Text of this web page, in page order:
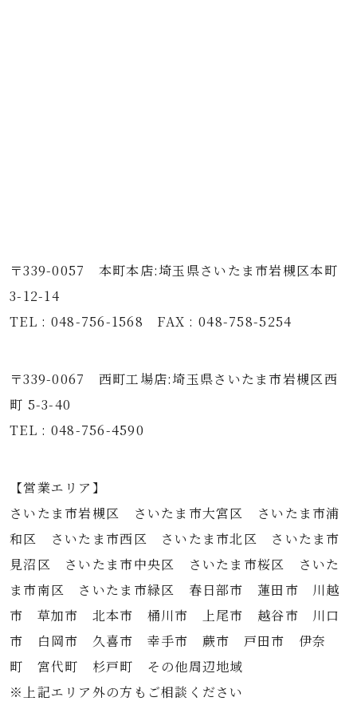
〒339-0057 本町本店:埼玉県さいたま市岩槻区本町
3-12-14
TEL : 048-756-1568 FAX : 048-758-5254
〒339-0067 西町工場店:埼玉県さいたま市岩槻区西
町 5-3-40
TEL : 048-756-4590
【営業エリア】
さいたま市岩槻区 さいたま市大宮区 さいたま市浦
和区 さいたま市西区 さいたま市北区 さいたま市
見沼区 さいたま市中央区 さいたま市桜区 さいた
ま市南区 さいたま市緑区 春日部市 蓮田市 川越
市 草加市 北本市 桶川市 上尾市 越谷市 川口
市 白岡市 久喜市 幸手市 蕨市 戸田市 伊奈
町 宮代町 杉戸町 その他周辺地域
※上記エリア外の方もご相談ください